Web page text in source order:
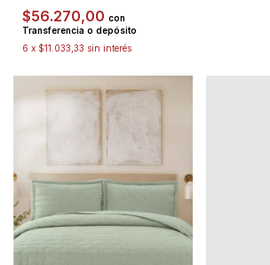
$56.270,00 con
Transferencia o depósito
6 x $11.033,33 sin interés